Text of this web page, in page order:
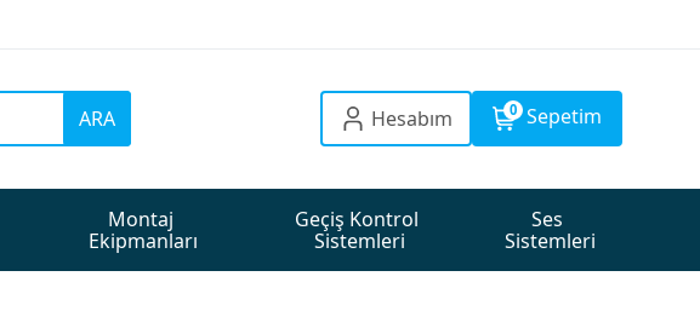
ARA Hesabım 0 Sepetim
Montaj
Ekipmanları
Geçiş Kontrol
Sistemleri
Ses
Sistemleri